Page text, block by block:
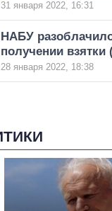
31 января 2022, 16:31
НАБУ
получении взятки
28 января 2022, 18:38